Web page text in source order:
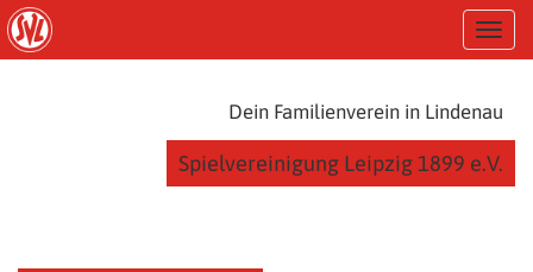
i
T
o
n
Dein Familienverein in Lindenau
Spielvereinigung Leipzig 1899 e.V.